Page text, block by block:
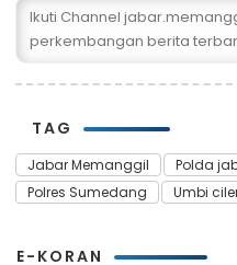
Ikuti Channel
perkembangan berita
TAG
Jabar Memanggil Polda
Polres Sumedang
Umbi
E-KORAN